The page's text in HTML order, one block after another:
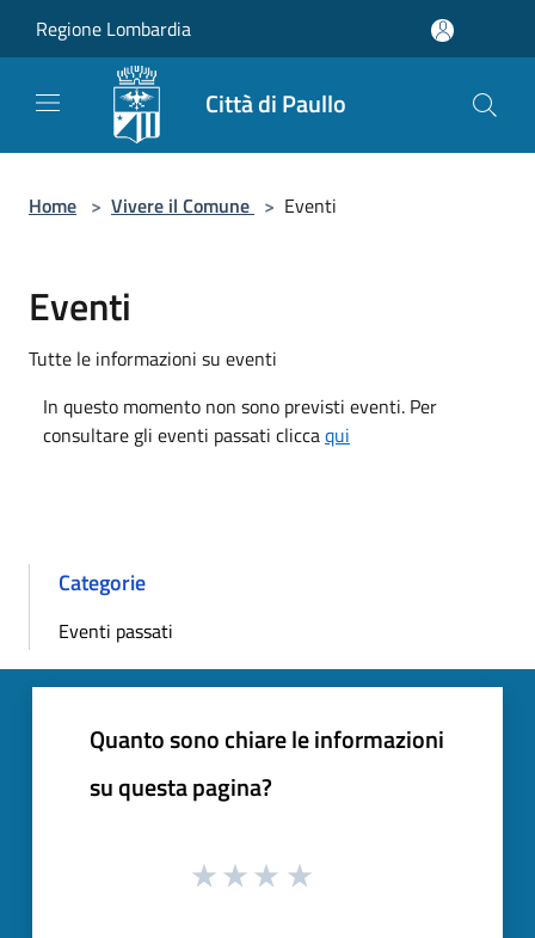
Regione Lombardia
Città di Paullo
Home > Vivere il Comune > Eventi
Eventi
Tutte le informazioni su eventi
In questo momento non sono previsti eventi. Per
consultare gli eventi passati cliccaqui
Categorie
Eventi passati
Quanto sono chiare le informazioni
su questa pagina?